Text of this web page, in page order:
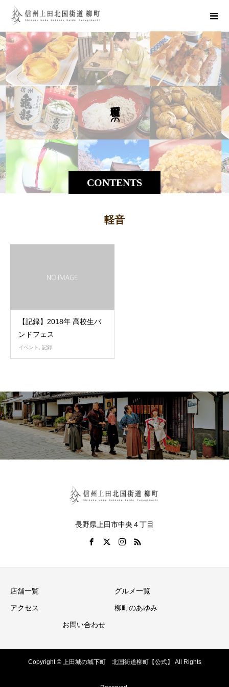
CONTENTS
で
の
軽音
【記録】2018年 高校生バ
ンドフェス
イベント , 記録
長野県上田市中央４丁目
店舗一覧 グルメ一覧
アクセス 柳町のあゆみ
お問い合わせ
Copyright © 上田城の城下町 北国街道柳町【公式】 All Rights